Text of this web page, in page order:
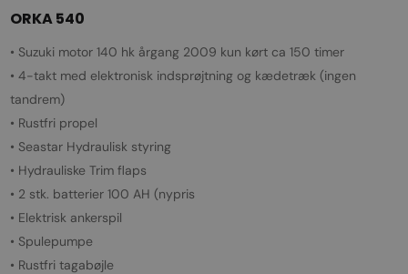
ORKA 540
• Suzuki motor 140 hk årgang 2009 kun kørt ca 150 timer
• 4-takt med elektronisk indsprøjtning og kædetræk (ingen
tandrem)
• Rustfri propel
• Seastar Hydraulisk styring
• Hydrauliske Trim flaps
• 2 stk. batterier 100 AH (nypris
• Elektrisk ankerspil
• Spulepumpe
• Rustfri tagabøjle